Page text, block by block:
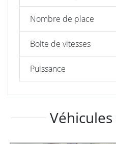
Nombre de place
Boite de vitesses
Puissance